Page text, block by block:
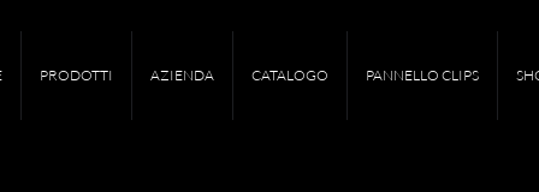
PRODOTTI AZIENDA CATALOGO PANNELLO CLIPS